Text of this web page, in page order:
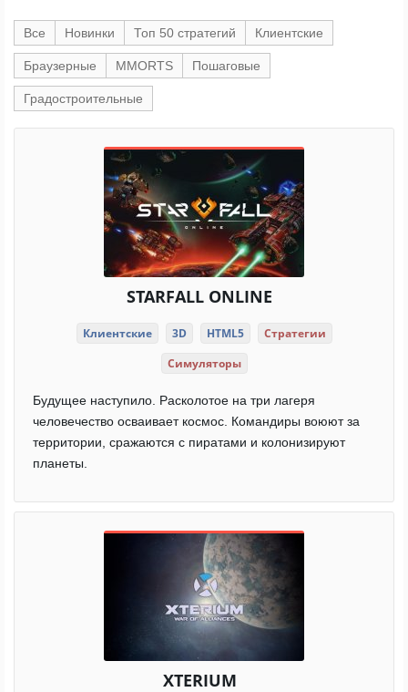
Все Новинки Топ 50 стратегий Клиентские
Браузерные MMORTS Пошаговые
Градостроительные
STARFALL ONLINE
Клиентские 3D HTML5
Стратегии
Симуляторы
Будущее наступило. Расколотое на три лагеря
человечество осваивает космос. Командиры воюют за
территории, сражаются с пиратами и колонизируют
планеты.
XTERIUM